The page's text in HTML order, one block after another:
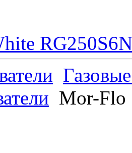
Mor-Flo